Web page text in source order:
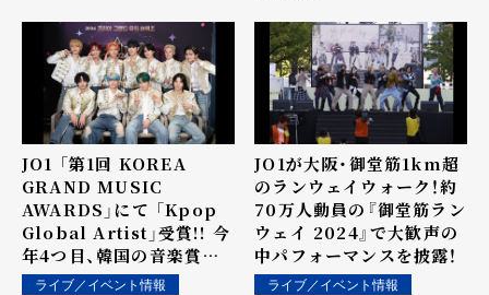
間にわたって開催！
JO1 「第1回 KOREA
GRAND MUSIC
AWARDS」にて 「Kpop
Global Artist」受賞!! 今
年4つ目、韓国の音楽賞受
賞に喜び！
ライブ／イベント情報
JO1が大阪・御堂筋1km超
のランウェイウォーク！約
70万人動員の『御堂筋ラン
ウェイ 2024』で大歓声の
中パフォーマンスを披露！
ライブ／イベント情報